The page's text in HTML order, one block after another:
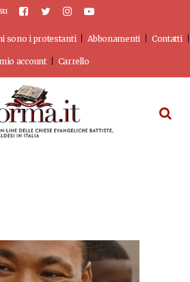
sono i protestanti Abbonamenti Contatti
account Carrello